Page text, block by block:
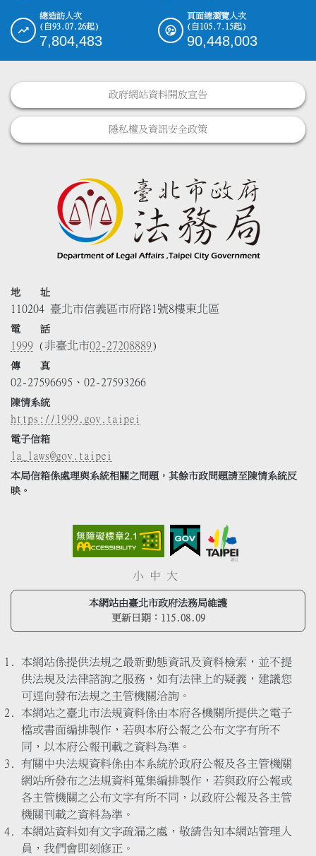
總造訪人次
(自93.07.26起)
7,804,483
頁面總瀏覽人次
(自105.7.15起)
90,448,003
政府網站資料開放宣告
隱私權及資訊安全政策
地 址
110204 臺北市信義區市府路1號8樓東北區
電 話
1999 (非臺北市02-27208889)
傳 真
02-27596695、02-27593266
陳情系統
https://1999.gov.taipei
電子信箱
la_laws@gov.taipei
本局信箱係處理與系統相關之問題，其餘市政問題請至陳情系統反
映。
小 中 大
本網站由臺北市政府法務局維護
更新日期： 115.08.09
本網站係提供法規之最新動態資訊及資料檢索，並不提
供法規及法律諮詢之服務，如有法律上的疑義，建議您
可逕向發布法規之主管機關洽詢。
本網站之臺北市法規資料係由本府各機關所提供之電子
檔或書面編排製作，若與本府公報之公布文字有所不
同，以本府公報刊載之資料為準。
有關中央法規資料係由本系統於政府公報及各主管機關
網站所發布之法規資料蒐集編排製作，若與政府公報或
各主管機關之公布文字有所不同，以政府公報及各主管
機關刊載之資料為準。
本網站資料如有文字疏漏之處，敬請告知本網站管理人
員，我們會即刻修正。